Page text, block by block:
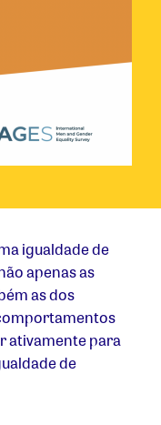
igualdade de
apenas as
as dos
ativamente para
de